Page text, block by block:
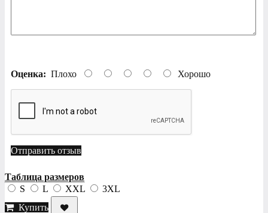
Оценка: Плохо Хорошо
Отправить отзыв
Таблица размеров
S
L XXL
3XL
Купить